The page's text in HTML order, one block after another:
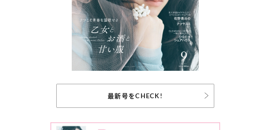
最新号をCHECK!